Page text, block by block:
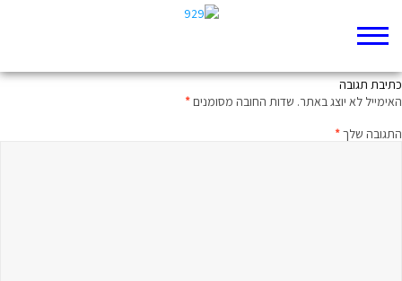
למה צ'רלי צ'פלין לא היה יכול לשרת בקודש?
כתיבת תגובה
האימייל לא יוצג באתר. שדות החובה מסומנים*
התגובה שלך*